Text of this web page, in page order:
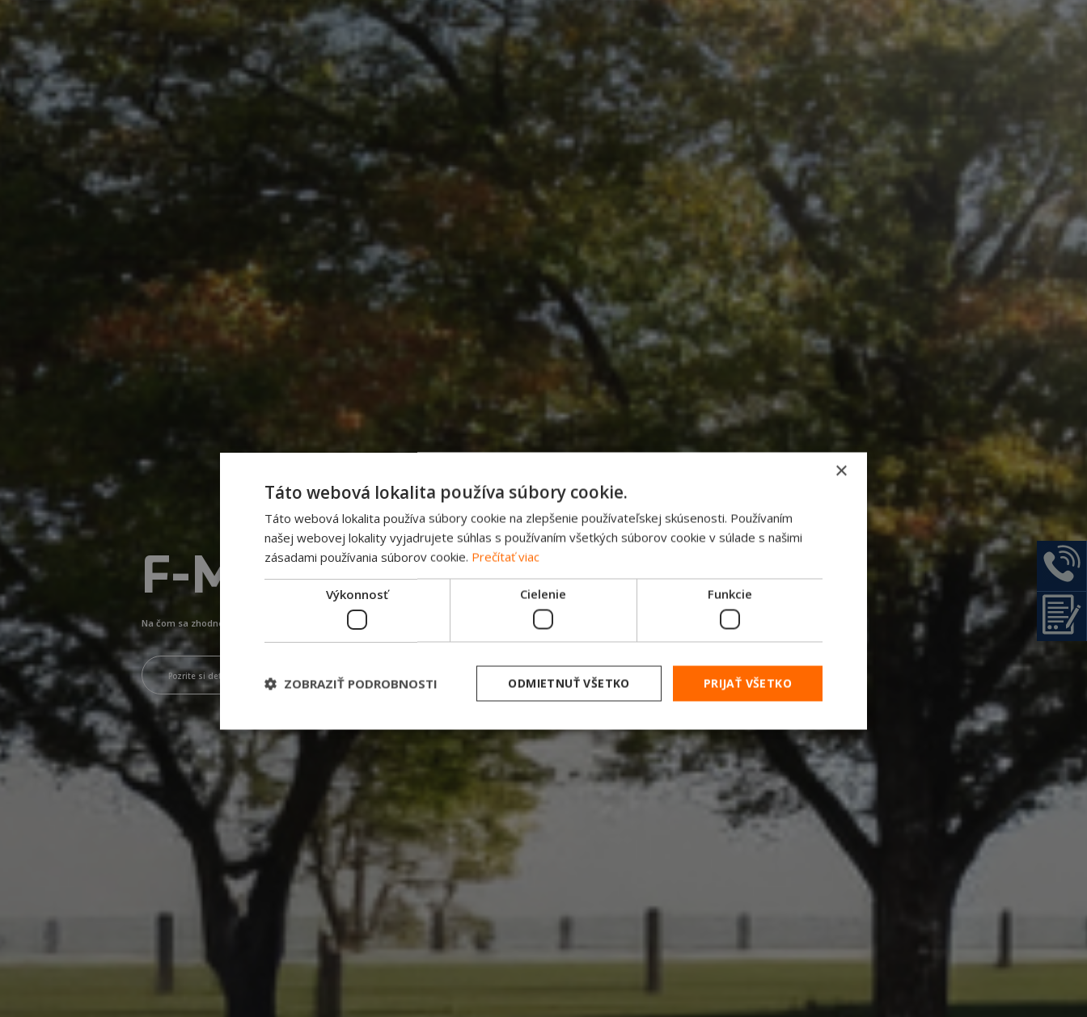
F-MAX GEN2
Na čom sa zhodne firma aj vodič
Pozrite si detaily teraz!
×
Táto webová lokalita používa súbory cookie.
Táto webová lokalita používa súbory cookie na zlepšenie používateľskej skúsenosti. Používaním
našej webovej lokality vyjadrujete súhlas s používaním všetkých súborov cookie v súlade s našimi
zásadami používania súborov cookie. Prečítať viac
Výkonnosť Cielenie Funkcie
PRIJAŤ VŠETKO
ODMIETNUŤ VŠETKO
ZOBRAZIŤ PODROBNOSTI